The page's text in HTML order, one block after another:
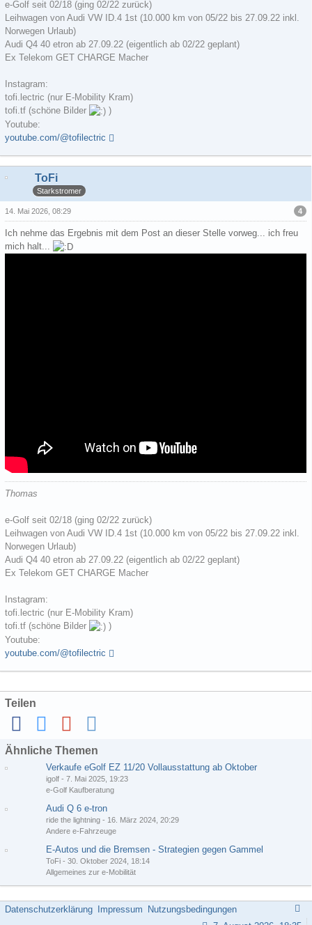
e-Golf seit 02/18 (ging 02/22 zurück)
Leihwagen von Audi VW ID.4 1st (10.000 km von 05/22 bis 27.09.22 inkl.
Norwegen Urlaub)
Audi Q4 40 etron ab 27.09.22 (eigentlich ab 02/22 geplant)
Ex Telekom GET CHARGE Macher
Instagram:
tofi.lectric (nur E-Mobility Kram)
tofi.tf (schöne Bilder
)
Youtube:
youtube.com/@tofilectric
ToFi
Starkstromer
4
14. Mai 2026, 08:29
Ich nehme das Ergebnis mit dem Post an dieser Stelle vorweg... ich freu
mich halt...
Thomas
e-Golf seit 02/18 (ging 02/22 zurück)
Leihwagen von Audi VW ID.4 1st (10.000 km von 05/22 bis 27.09.22 inkl.
Norwegen Urlaub)
Audi Q4 40 etron ab 27.09.22 (eigentlich ab 02/22 geplant)
Ex Telekom GET CHARGE Macher
Instagram:
tofi.lectric (nur E-Mobility Kram)
tofi.tf (schöne Bilder
)
Youtube:
youtube.com/@tofilectric
Teilen
Ähnliche Themen
Verkaufe eGolf EZ 11/20 Vollausstattung ab Oktober
igolf - 7. Mai 2025, 19:23
e-Golf Kaufberatung
Audi Q 6 e-tron
ride the lightning - 16. März 2024, 20:29
Andere e-Fahrzeuge
E-Autos und die Bremsen - Strategien gegen Gammel
ToFi - 30. Oktober 2024, 18:14
Allgemeines zur e-Mobilität
Datenschutzerklärung Impressum
Nutzungsbedingungen